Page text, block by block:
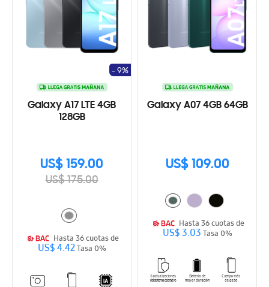
Galaxy A17 LTE 4GB
128GB
US$ 159.00
US$ 175.00
- 9%
Hasta 36 cuotas de
US$ 4.42Tasa 0%
Galaxy A07 4GB 64GB
US$ 109.00
Hasta 36 cuotas de
US$ 3.03Tasa 0%